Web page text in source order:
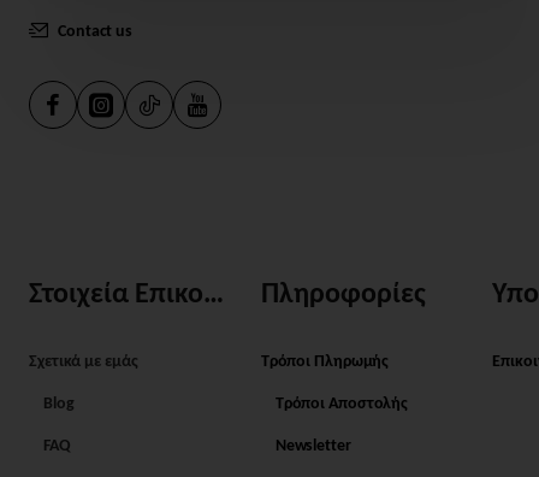
Contact us
Στοιχεία Επικοινωνίας
Σχετικά με εμάς
Blog
FAQ
Πληροφορίες
Τρόποι Πληρωμής
Τρόποι Αποστολής
Newsletter